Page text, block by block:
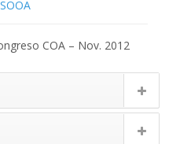
COA – Nov. 2012